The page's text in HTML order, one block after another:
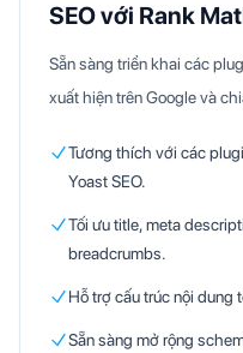
SEO với Rank
Sẵn sàng triển khai các
xuất hiện trên Google và
Tương thích với các
Yoast SEO.
Tối ưu title, meta
breadcrumbs.
Hỗ trợ cấu trúc nội dung
Sẵn sàng mở rộng